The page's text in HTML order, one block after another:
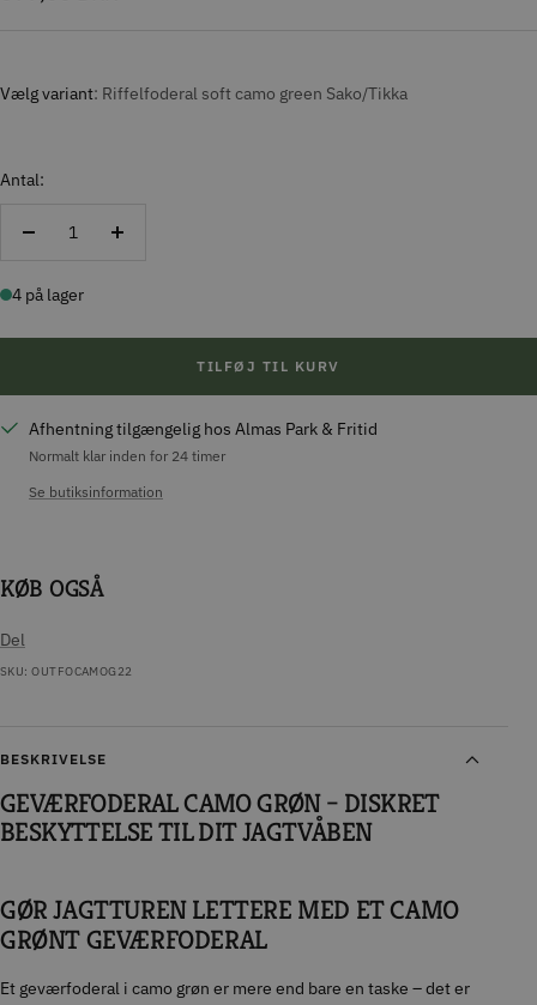
Vælg variant Riffelfoderal soft camo green Sako/Tikka
Antal:
Reducer
Forøg
4 på lager
TILFØJ TIL KURV
Afhentning tilgængelig hos Almas Park & Fritid
Normalt klar inden for 24 timer
Se butiksinformation
KØB OGSÅ
Del
SKU:OUTFOCAMOG22
BESKRIVELSE
GEVÆRFODERAL CAMO GRØN – DISKRET
BESKYTTELSE TIL DIT JAGTVÅBEN
GØR JAGTTUREN LETTERE MED ET CAMO
GRØNT GEVÆRFODERAL
Et geværfoderal i camo grøn er mere end bare en taske – det er